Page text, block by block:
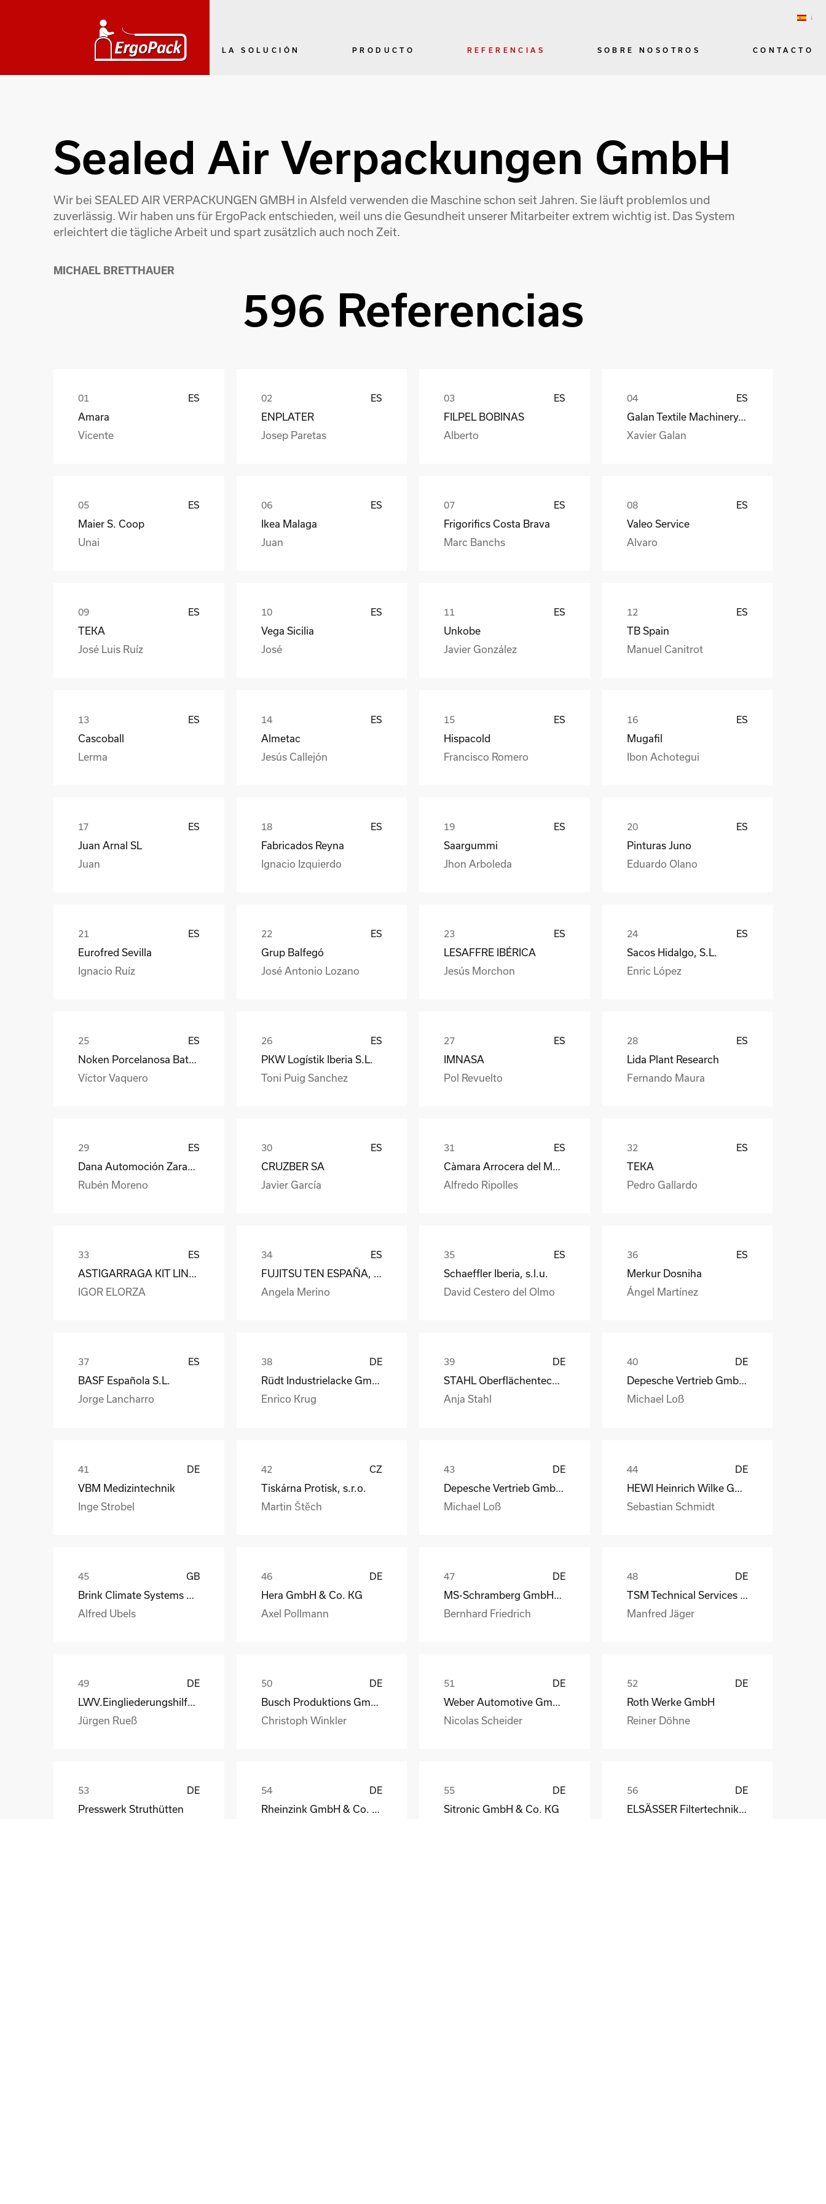
LA SOLUCIÓN PRODUCTO REFERENCIAS SOBRE NOSOTROS CONTACTO
Sealed Air Verpackungen GmbH
Wir bei SEALED AIR VERPACKUNGEN GMBH in Alsfeld verwenden die Maschine schon seit Jahren. Sie läuft problemlos und
zuverlässig. Wir haben uns für ErgoPack entschieden, weil uns die Gesundheit unserer Mitarbeiter extrem wichtig ist. Das System
erleichtert die tägliche Arbeit und spart zusätzlich auch noch Zeit.
MICHAEL BRETTHAUER
596 Referencias
ES
Amara
Vicente
ES
ENPLATER
Josep Paretas
ES
FILPEL BOBINAS
Alberto
ES
Galan Textile Machinery, S.L.
Xavier Galan
ES
Maier S. Coop
Unai
ES
Ikea Malaga
Juan
ES
Frigorifics Costa Brava
Marc Banchs
ES
Valeo Service
Alvaro
ES
TEKA
José Luis Ruíz
ES
Vega Sicilia
José
ES
Unkobe
Javier González
ES
TB Spain
Manuel Canitrot
ES
Cascoball
Lerma
ES
Almetac
Jesús Callejón
ES
Hispacold
Francisco Romero
ES
Mugafil
Ibon Achotegui
ES
Juan Arnal SL
Juan
ES
Fabricados Reyna
Ignacio Izquierdo
ES
Saargummi
Jhon Arboleda
ES
Pinturas Juno
Eduardo Olano
ES
Eurofred Sevilla
Ignacio Ruíz
ES
Grup Balfegó
José Antonio Lozano
ES
LESAFFRE IBÉRICA
Jesús Morchon
ES
Sacos Hidalgo, S.L.
Enric López
ES
Víctor Vaquero
ES
PKW Logístik Iberia S.L.
Toni Puig Sanchez
ES
IMNASA
Pol Revuelto
ES
Lida Plant Research
Fernando Maura
ES
Rubén Moreno
ES
CRUZBER SA
Javier García
ES
Alfredo Ripolles
ES
TEKA
Pedro Gallardo
ES
ASTIGARRAGA KIT LINE S.L.
IGOR ELORZA
ES
FUJITSU TEN ESPAÑA, S.A.
Angela Merino
ES
Schaeffler Iberia, s.l.u.
David Cestero del Olmo
ES
Merkur Dosniha
Ángel Martínez
ES
BASF Española S.L.
Jorge Lancharro
DE
Rüdt Industrielacke GmbH & Co.KG
Enrico Krug
DE
STAHL Oberflächentechnik GmbH
Anja Stahl
DE
Depesche Vertrieb GmbH & Co. KG
Michael Loß
DE
VBM Medizintechnik
Inge Strobel
CZ
Tiskárna Protisk, s.r.o.
Martin Štěch
DE
Michael Loß
DE
Sebastian Schmidt
GB
Alfred Ubels
DE
Hera GmbH & Co. KG
Axel Pollmann
DE
Bernhard Friedrich
DE
Manfred Jäger
DE
Jürgen Rueß
DE
Christoph Winkler
DE
Nicolas Scheider
DE
Roth Werke GmbH
Reiner Döhne
DE
Presswerk Struthütten
DE DE
Sitronic GmbH & Co. KG
DE